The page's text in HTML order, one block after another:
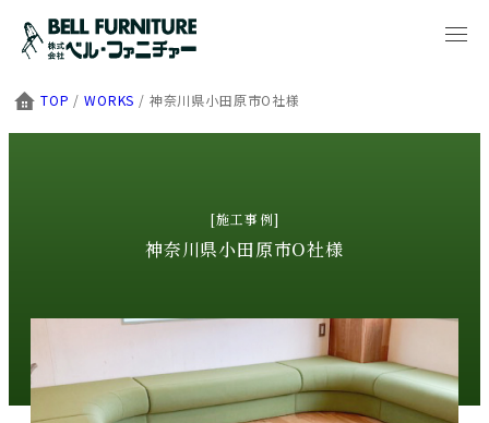
TOP /WORKS / 神奈川県小田原市O社様
[施工事例]
神奈川県小田原市O社様